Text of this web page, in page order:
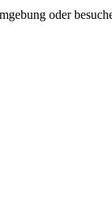
oder